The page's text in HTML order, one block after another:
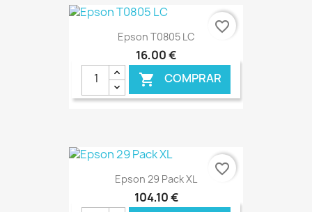
€ ONLINE
Epson T0805 LC
16,00 €
 COMPRAR
€ ONLINE
favorite_border
Epson 29 Pack XL
104,10 €
favorite_border